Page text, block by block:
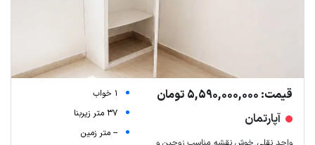
Leaflet| Map data ©ariamarz.com
قیمت: 5,590,000,000 تومان
آپارتمان
1 خواب
37 متر زیربنا
-- متر زمین